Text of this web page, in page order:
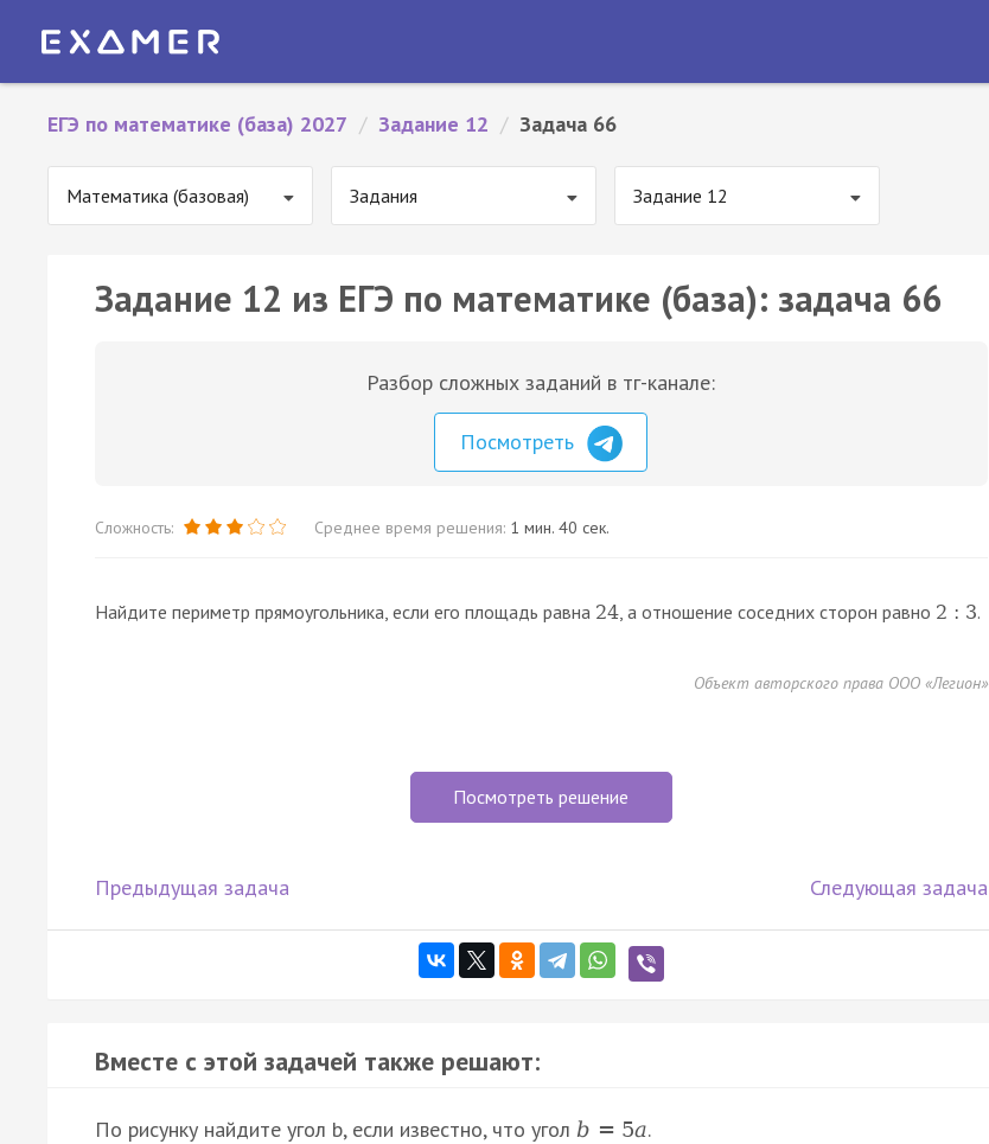
ЕГЭ по математике (база) 2027 / Задание 12 / Задача 66
Математика (базовая) Задания Задание 12
Задание 12 из ЕГЭ по математике (база): задача 66
Разбор сложных заданий в тг-канале:
Посмотреть
Сложность: Среднее время решения: 1 мин. 40 сек.
Найдите периметр прямоугольника, если его площадь равна 24 , а отношение соседних сторон равно 2 : 3.
Объект авторского права ООО «Легион»
Посмотреть решение
Предыдущая задача Следующая задача
Вместе с этой задачей также решают:
По рисунку найдите угол b, если известно, что угол b = 5a.